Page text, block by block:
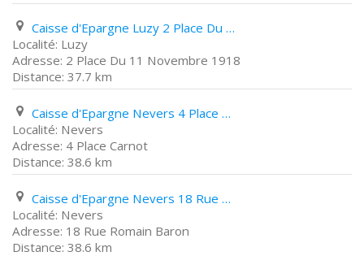
Caisse d'Epargne Luzy 2 Place Du 11 Novembre 1918
Luzy
2 Place Du 11 Novembre 1918
37.7 km
Caisse d'Epargne Nevers 4 Place Carnot
Nevers
4 Place Carnot
38.6 km
Caisse d'Epargne Nevers 18 Rue Romain Baron
Nevers
18 Rue Romain Baron
38.6 km